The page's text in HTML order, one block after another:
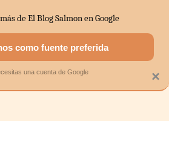
DOMÉSTICA MERCADOS
×
de El Blog Salmon en Google
como fuente preferida
una cuenta de Google